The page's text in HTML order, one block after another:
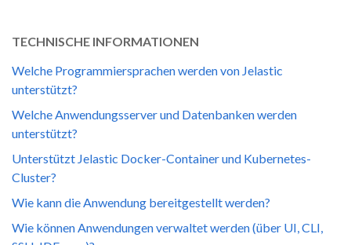
TECHNISCHE INFORMATIONEN
Welche Programmiersprachen werden von Jelastic
unterstützt?
Welche Anwendungsserver und Datenbanken werden
unterstützt?
Unterstützt Jelastic Docker-Container und Kubernetes-
Cluster?
Wie kann die Anwendung bereitgestellt werden?
Wie können Anwendungen verwaltet werden (über UI, CLI,